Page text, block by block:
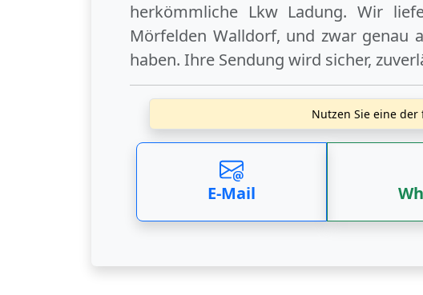
herkömmliche Lkw Ladung. Wir
Mörfelden Walldorf, und zwar genau
haben. Ihre Sendung wird sicher,
Nutzen Sie eine
E-Mail